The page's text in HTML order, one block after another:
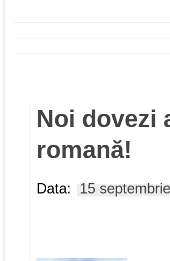
Noi dovezi
romană!
Data: 15